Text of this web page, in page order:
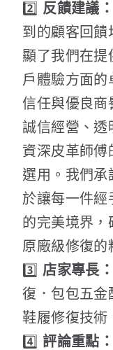
2️⃣ 反饋建議：
到的顧客回饋
顯了我們在提
戶體驗方面的
信任與優良商
誠信經營、透
資深皮革師傅
選用。我們承
於讓每一件經
的完美境界，
原廠級修復的
3️⃣ 店家專長：
復．包包五金
鞋履修復技術
4️⃣ 評論重點：